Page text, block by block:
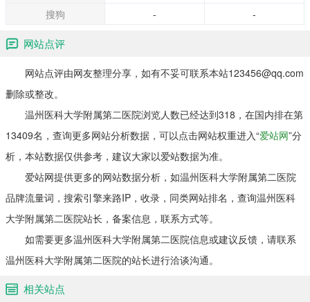
搜狗
- -
网站点评
网站点评由网友整理分享，如有不妥可联系本站123456@qq.com
删除或整改。
温州医科大学附属第二医院浏览人数已经达到318，在国内排在第
13409名，查询更多网站分析数据，可以点击网站权重进入“爱站网”分
析，本站数据仅供参考，建议大家以爱站数据为准。
爱站网提供更多的网站数据分析，如温州医科大学附属第二医院
品牌流量词，搜索引擎来路IP，收录，同类网站排名，查询温州医科
大学附属第二医院站长，备案信息，联系方式等。
如需要更多温州医科大学附属第二医院信息或建议反馈，请联系
温州医科大学附属第二医院的站长进行洽谈沟通。
相关站点